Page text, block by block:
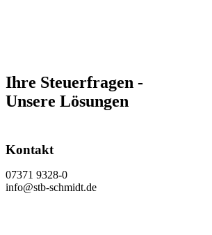
Ihre Steuerfragen -
Unsere Lösungen
Kontakt
07371 9328-0
info@stb-schmidt.de